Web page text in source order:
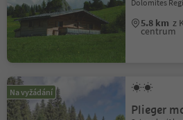
Dolomites
5.8 km z
centrum
Na vyžádání
Plieger